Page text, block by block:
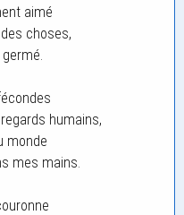
aimé
choses,
humains,
monde
mes mains.